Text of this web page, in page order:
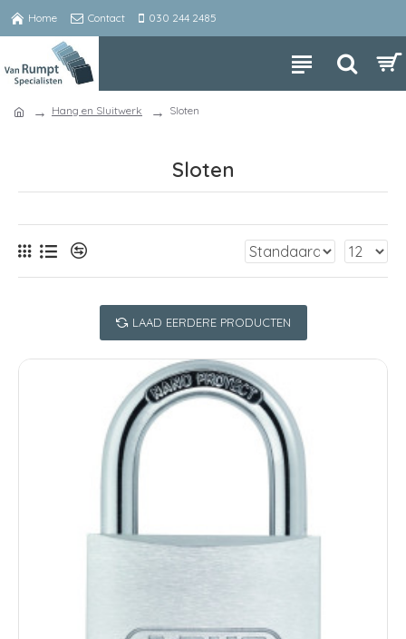
Home Contact 030 244 2485
Hang en Sluitwerk Sloten
Sloten
LAAD EERDERE PRODUCTEN